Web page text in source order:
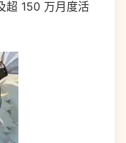
超 150 万月度活